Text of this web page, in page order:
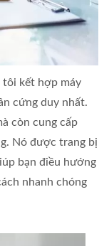
tôi kết hợp máy
cứng duy nhất.
còn cung cấp
Nó được trang bị
bạn điều hướng
nhanh chóng